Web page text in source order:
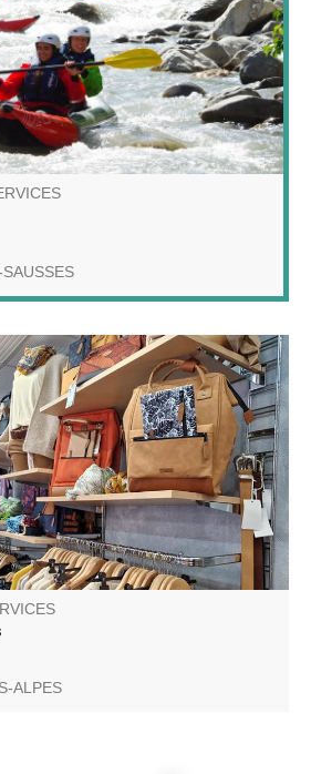
et nature sauvage !
du prêt à porter pour hommes
des articles et accessoires
à-dos, sacs, écharpes, bonnets,
ALPES